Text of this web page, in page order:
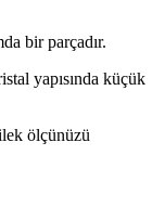
bir parçadır.
yapısında küçük
ölçünüzü